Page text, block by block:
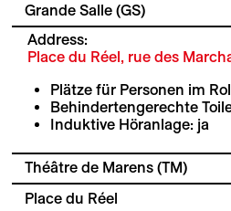
Grande Salle (GS)
Address:
Place du Réel, rue des
Plätze für Personen im
Behindertengerechte
Induktive Höranlage: ja
Théâtre de Marens (TM)
Place du Réel